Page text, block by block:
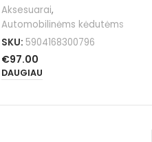
Aksesuarai,
Automobilinėms kėdutėms
SKU: 5904168300796
€97.00
DAUGIAU